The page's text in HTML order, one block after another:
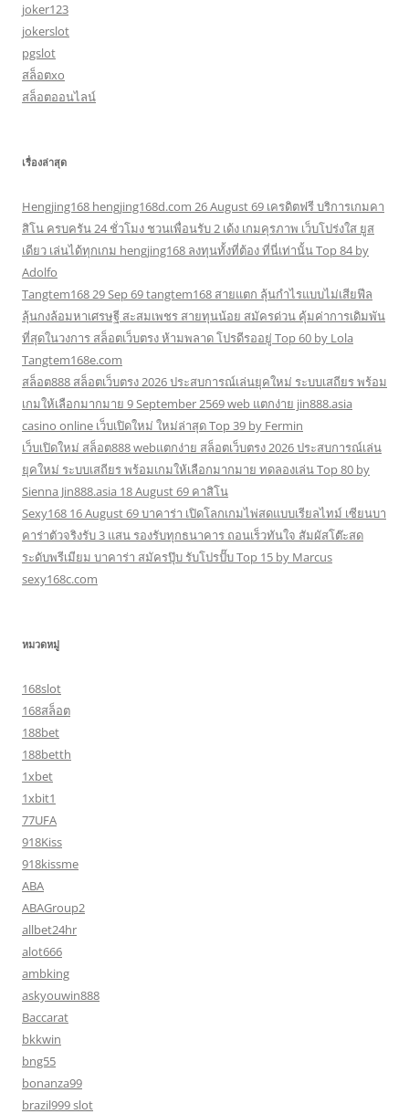
joker123
jokerslot
pgslot
สล็อตxo
สล็อตออนไลน์
เรื่องล่าสุด
Hengjing168 hengjing168d.com 26 August 69 เครดิตฟรี บริการเกมคา
สิโน ครบครัน 24 ชั่วโมง ชวนเพื่อนรับ 2 เด้ง เกมคุรภาพ เว็บโปร่งใส ยูส
เดียว เล่นได้ทุกเกม hengjing168 ลงทุนทั้งที่ต้อง ที่นี่เท่านั้น Top 84 by
Adolfo
Tangtem168 29 Sep 69 tangtem168 สายแตก ลุ้นกำไรแบบไม่เสียฟีล
ลุ้นกงล้อมหาเศรษฐี สะสมเพชร สายทุนน้อย สมัครด่วน คุ้มค่าการเดิมพัน
ที่สุดในวงการ สล็อตเว็บตรง ห้ามพลาด โปรดีรออยู่ Top 60 by Lola
Tangtem168e.com
สล็อต888 สล็อตเว็บตรง 2026 ประสบการณ์เล่นยุคใหม่ ระบบเสถียร พร้อม
เกมให้เลือกมากมาย 9 September 2569 web แตกง่าย jin888.asia
casino online เว็บเปิดใหม่ ใหม่ล่าสุด Top 39 by Fermin
เว็บเปิดใหม่ สล็อต888 webแตกง่าย สล็อตเว็บตรง 2026 ประสบการณ์เล่น
ยุคใหม่ ระบบเสถียร พร้อมเกมให้เลือกมากมาย ทดลองเล่น Top 80 by
Sienna Jin888.asia 18 August 69 คาสิโน
Sexy168 16 August 69 บาคาร่า เปิดโลกเกมไพ่สดแบบเรียลไทม์ เซียนบา
คาร่าตัวจริงรับ 3 แสน รองรับทุกธนาคาร ถอนเร็วทันใจ สัมผัสโต๊ะสด
ระดับพรีเมียม บาคาร่า สมัครปุ๊บ รับโปรปั๊บ Top 15 by Marcus
sexy168c.com
หมวดหมู่
168slot
168สล็อต
188bet
188betth
1xbet
1xbit1
77UFA
918Kiss
918kissme
ABA
ABAGroup2
allbet24hr
alot666
ambking
askyouwin888
Baccarat
bkkwin
bng55
bonanza99
brazil999 slot